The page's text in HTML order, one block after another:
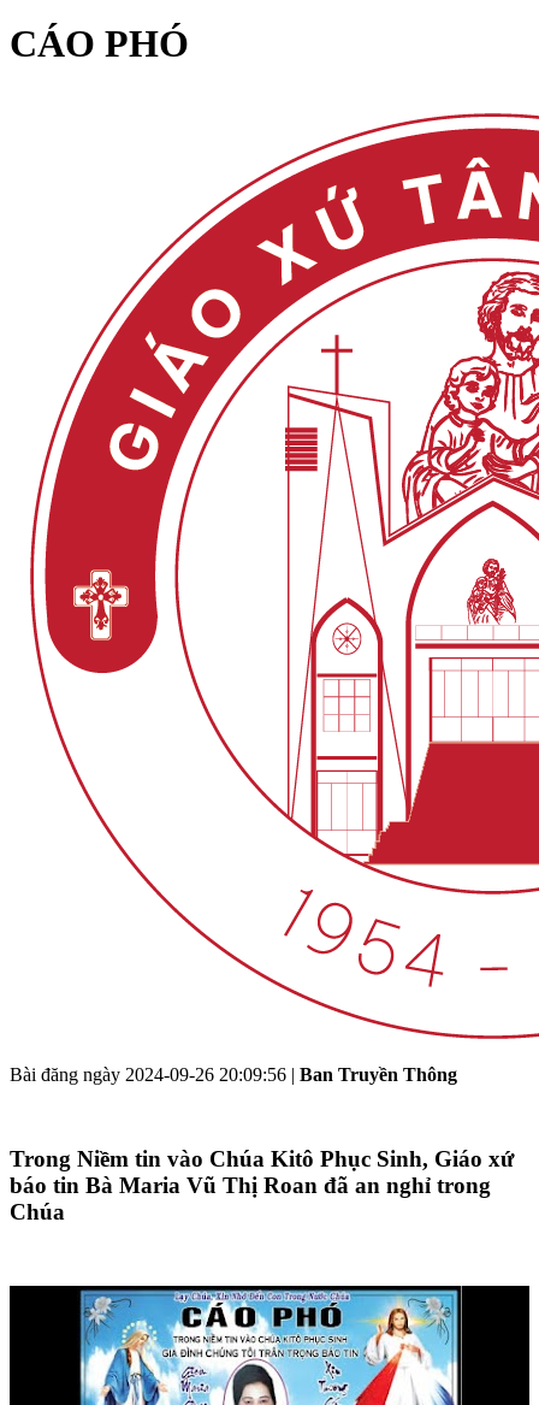
CÁO PHÓ
Bài đăng ngày 2024-09-26 20:09:56 | Ban Truyền Thông
Trong Niềm tin vào Chúa Kitô Phục Sinh, Giáo xứ
báo tin Bà Maria Vũ Thị Roan đã an nghỉ trong
Chúa